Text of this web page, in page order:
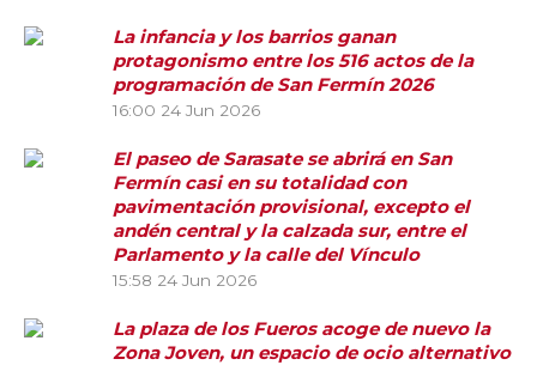
La infancia y los barrios ganan
protagonismo entre los 516 actos de la
programación de San Fermín 2026
16:00 24 Jun 2026
El paseo de Sarasate se abrirá en San
Fermín casi en su totalidad con
pavimentación provisional, excepto el
andén central y la calzada sur, entre el
Parlamento y la calle del Vínculo
15:58 24 Jun 2026
La plaza de los Fueros acoge de nuevo la
Zona Joven, un espacio de ocio alternativo